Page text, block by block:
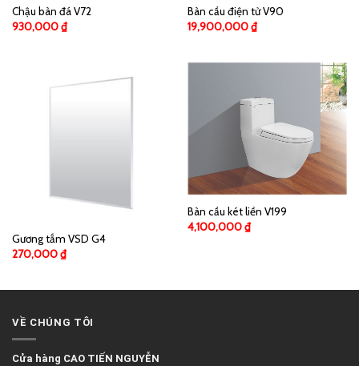
Chậu bàn đá V72
930,000₫
Bàn cầu điện tử V90
19,900,000₫
Gương tắm VSD G4
270,000₫
Bàn cầu két liền V199
4,100,000₫
VỀ CHÚNG TÔI
Cửa hàng CAO TIẾN NGUYỄN